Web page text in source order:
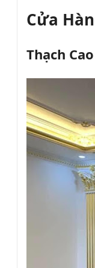
Cửa
Thạch